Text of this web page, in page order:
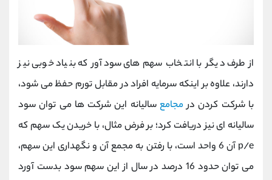
از طرف دیگر با انتخاب سهم های سودآور که بنیاد خوبی نیز
دارند، علاوه بر اینکه سرمایه افراد در مقابل تورم حفظ می شود،
با شرکت کردن درمجامع سالیانه این شرکت ها می توان سود
سالیانه ای نیز دریافت کرد؛ بر فرض مثال، با خریدن یک سهم که
p/e آن 6 واحد است، با رفتن به مجمع آن و نگهداری این سهم،
می توان حدود 16 درصد در سال از این سهم سود بدست آورد